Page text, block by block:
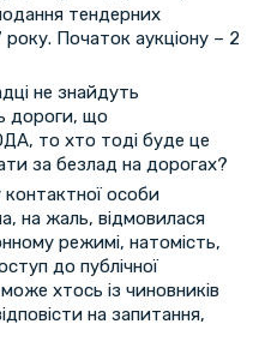
тендерних
Початок аукціону – 2
не знайдуть
дороги, що
то хто тоді буде це
за безлад на дорогах?
особи
на жаль, відмовилася
режимі, натомість,
до публічної
хтось із чиновників
на запитання,